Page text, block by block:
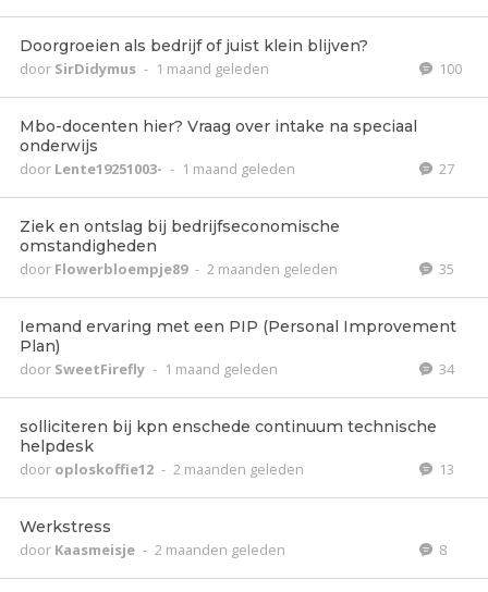
Doorgroeien als bedrijf of juist klein blijven?
door SirDidymus - 1 maand geleden 100
Mbo-docenten hier? Vraag over intake na speciaal
onderwijs
door Lente19251003- - 1 maand geleden 27
Ziek en ontslag bij bedrijfseconomische
omstandigheden
door Flowerbloempje89 - 2 maanden geleden 35
Iemand ervaring met een PIP (Personal Improvement
Plan)
door SweetFirefly - 1 maand geleden 34
solliciteren bij kpn enschede continuum technische
helpdesk
door oploskoffie12 - 2 maanden geleden 13
Werkstress
door Kaasmeisje - 2 maanden geleden 8